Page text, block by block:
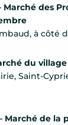
des
à côté
du village
Saint-
Marché de la